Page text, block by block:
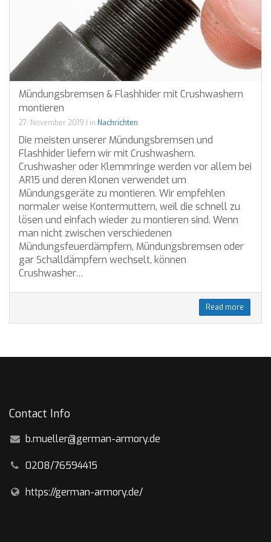
Mündungsbremsen & Flashhider mit Crushwashern
montieren
27. November 2019 in Nachrichten
Die meisten unserer Mündungsbremsen und
Flashhider liefern wir mit Crushwashern.
Crushwasher oder Klemmringe werden vor allem bei
AR15 und deren Klonen verwendet um
Mündungsgeräte zu montieren. Wir empfehlen
normaler weise Kontermuttern, weil die schnell zu
lösen und einfach wieder zu montieren sind. Wenn
man nicht zwischen verschiedenen
Mündungsfeuerdämpfern, Mündungsbremsen oder
gar Schalldämpfern wechselt, können
Crushwasher…
Read more
Contact Info
b.mueller@german-armory.de
0208/76594415
https://german-armory.de/